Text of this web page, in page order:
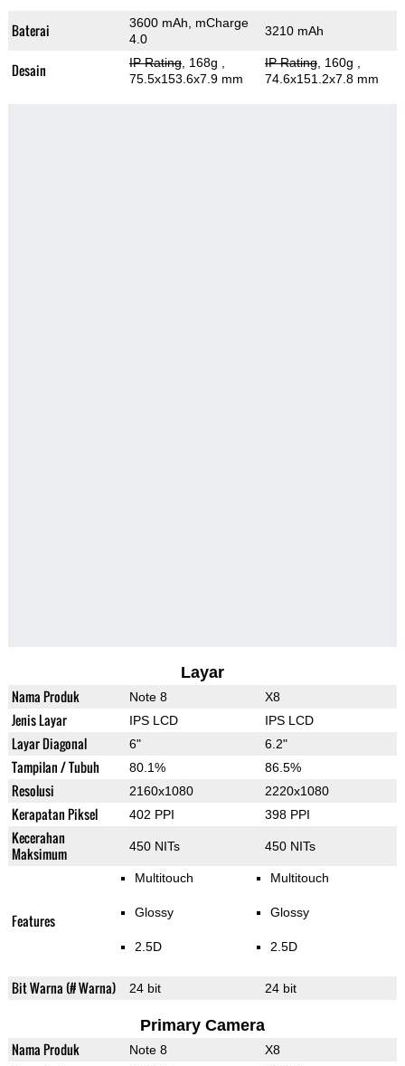
Baterai
3600 mAh, mCharge
4.0
3210 mAh
Desain IP Rating, 168g
75.5x153.6x7.9 mm
IP Rating, 160g
74.6x151.2x7.8 mm
Layar
Nama Produk Note 8 X8
Jenis Layar IPS LCD IPS LCD
Layar Diagonal 6" 6.2"
Tampilan / Tubuh 80.1% 86.5%
Resolusi 2160x1080 2220x1080
Kerapatan Piksel 402 PPI 398 PPI
Kecerahan
Maksimum
450 NITs 450 NITs
Features
Multitouch
Glossy
2.5D
Multitouch
Glossy
2.5D
Bit Warna (# Warna) 24 bit 24 bit
Primary Camera
Nama Produk Note 8 X8